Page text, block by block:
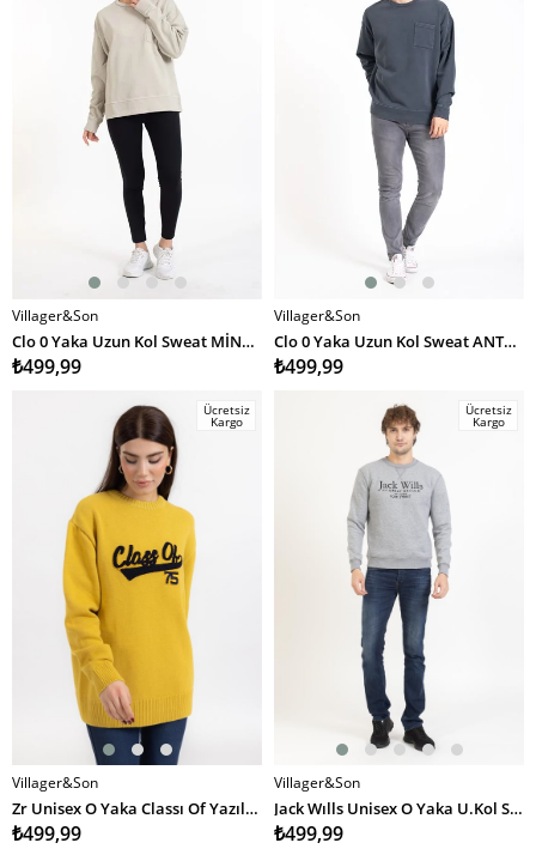
SEPETE EKLE
Villager&Son
Clo 0 Yaka Uzun Kol Sweat MİNT YEŞİLİ
₺499,99
SEPETE EKLE
Villager&Son
Clo 0 Yaka Uzun Kol Sweat ANTRASİT
₺499,99
SEPETE EKLE
Ücretsiz
Kargo
Villager&Son
Zr Unisex O Yaka Classı Of Yazılı U.Kol Kazak SARI
₺499,99
SEPETE EKLE
Ücretsiz
Kargo
Villager&Son
Jack Wılls Unisex O Yaka U.Kol Sweat 23y kso GRİ
₺499,99